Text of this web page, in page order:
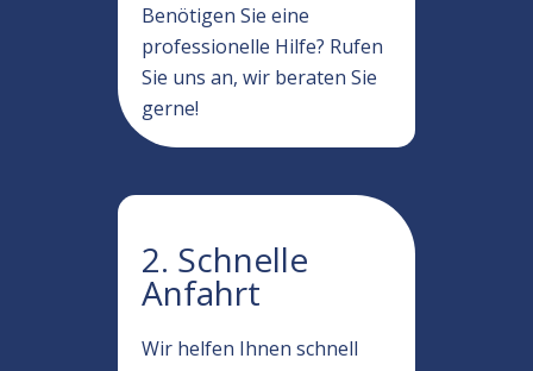
Benötigen Sie eine
professionelle Hilfe? Rufen
Sie uns an, wir beraten Sie
gerne!
2. Schnelle
Anfahrt
Wir helfen Ihnen schnell